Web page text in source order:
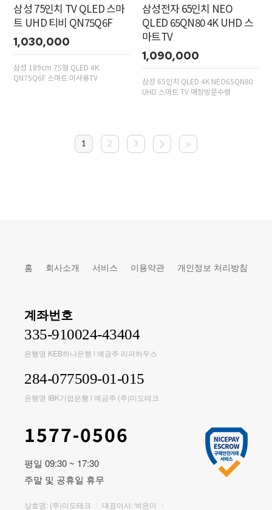
삼성 75인치 TV QLED 스마
트 UHD 티비 QN75Q6F
1,030,000
삼성 189cm 75형 QLED 4K
QN75Q6F 스마트 미사용TV
삼성전자 65인치 NEO
QLED 65QN80 4K UHD 스
마트TV
1,090,000
삼성 65인치 QLED 4K NEO65QN80
UHD 스마트 TV 매장방문수령
1 2 3
홈 회사소개 서비스 이용약관 개인정보 처리방침
계좌번호
335-910024-43404
은행명 KEB하나은행 l 예금주 리퍼하우스
284-077509-01-015
은행명 IBK기업은행 l 예금주 (주)미도테크
1577-0506
평일 09:30 ~ 17:30
주말 및 공휴일 휴무
상호명: (주)미도테크 대표이사: 박은미